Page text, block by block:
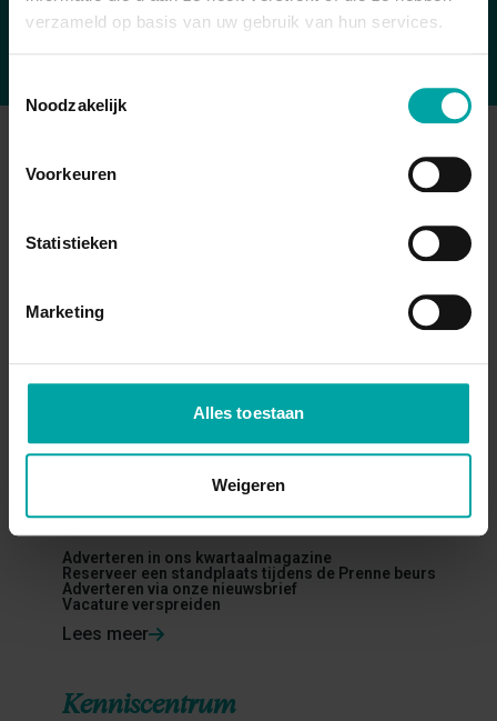
verzameld op basis van uw gebruik van hun services.
Noodzakelijk
Voorkeuren
Statistieken
Marketing
Alles toestaan
Weigeren
Opleidingen
Arbeidsveiligheid
Bouw
Kwaliteit
Vertrouwenspersoon
Adverteren in ons kwartaalmagazine
Reserveer een standplaats tijdens de Prenne beurs
Adverteren via onze nieuwsbrief
Vacature verspreiden
Lees meer
Kenniscentrum